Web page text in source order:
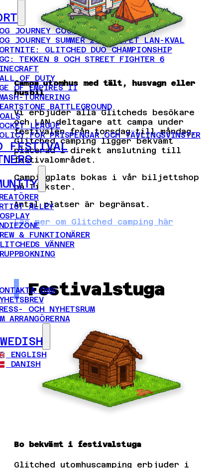
JOURNEY COUNTER-STRIKE 2
JOURNEY SUMMER 2026 ÖPPET LAN-KVAL
GLITCHED DUO CHAMPIONSHIP
TEKKEN 8 OCH STREET FIGHTER 6
OF DUTY
OF EMPIRES II
TURNERING
BATTLEGROUND
LEAGUE
FÖR PRISPENGAR OCH TÄVLINGSVINSTER
FESTIVAL
ALLEY
& FUNKTIONÄRER
VÄNNER
OSS
OCH NYHETSRUM
ARRANGÖRERNA
ENGLISH
DANISH
Campa utomhus med tält, husvagn eller
husbil
Vi erbjuder alla Glitcheds besökare
och LAN-deltagare att campa under
festivalen från torsdag till måndag.
Glitched camping ligger bekvämt
placerad i direkt anslutning till
festivalområdet.
Campingplats bokas i vår biljettshop
på Tickster.
Antal platser är begränsat.
Läs mer om Glitched camping här
Festivalstuga
Bo bekvämt i festivalstuga
Glitched utomhuscamping erbjuder i